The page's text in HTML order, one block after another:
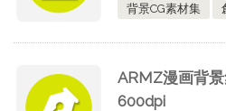
背景CG素材集
ARMZ漫画背
600dpi